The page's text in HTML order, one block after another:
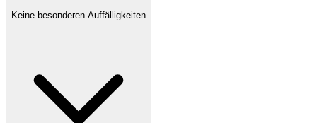
Keine besonderen Auffälligkeiten